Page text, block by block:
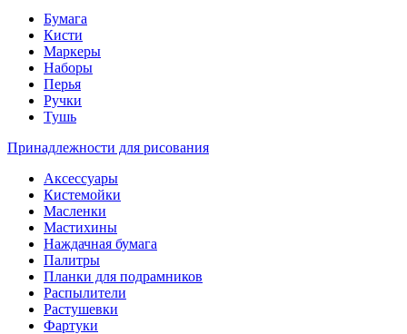
Бумага
Кисти
Маркеры
Наборы
Перья
Ручки
Тушь
Принадлежности для рисования
Аксессуары
Кистемойки
Масленки
Мастихины
Наждачная бумага
Палитры
Планки для подрамников
Распылители
Растушевки
Фартуки